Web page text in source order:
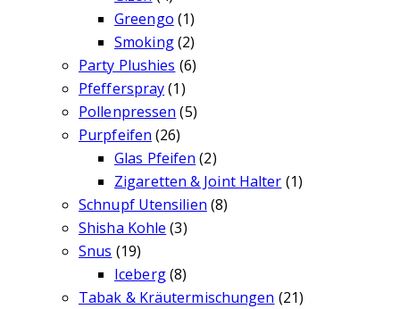
Greengo (1)
Smoking(2)
Party Plushies (6)
Pfefferspray(1)
Pollenpressen (5)
Purpfeifen (26)
Glas Pfeifen (2)
Zigaretten & Joint Halter (1)
Schnupf Utensilien (8)
Shisha Kohle (3)
Snus (19)
Iceberg(8)
Tabak & Kräutermischungen (21)